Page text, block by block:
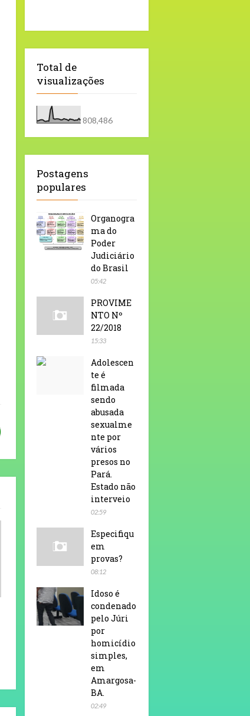
Total de
visualizações
808,486
Postagens
populares
Organogra
ma do
Poder
Judiciário
do Brasil
05:42
PROVIME
NTO Nº
22/2018
15:33
Adolescen
te é
filmada
sendo
abusada
sexualme
nte por
vários
presos no
Pará.
Estado não
interveio
02:59
Especifiqu
em
provas?
08:12
Idoso é
condenado
pelo Júri
por
homicídio
simples,
em
Amargosa-
BA.
02:49